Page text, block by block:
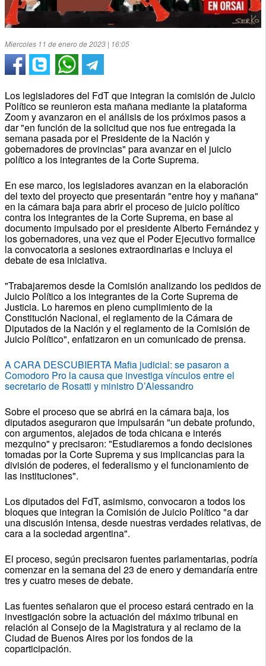
Miercoles 11 de enero de 2023 | 16:05
Los legisladores del FdT que integran la comisión de Juicio
Político se reunieron esta mañana mediante la plataforma
Zoom y avanzaron en el análisis de los próximos pasos a
dar "en función de la solicitud que nos fue entregada la
semana pasada por el Presidente de la Nación y
gobernadores de provincias" para avanzar en el juicio
político a los integrantes de la Corte Suprema.
En ese marco, los legisladores avanzan en la elaboración
del texto del proyecto que presentarán "entre hoy y mañana"
en la cámara baja para abrir el proceso de juicio político
contra los integrantes de la Corte Suprema, en base al
documento impulsado por el presidente Alberto Fernández y
los gobernadores, una vez que el Poder Ejecutivo formalice
la convocatoria a sesiones extraordinarias e incluya el
debate de esa iniciativa.
"Trabajaremos desde la Comisión analizando los pedidos de
Juicio Político a los integrantes de la Corte Suprema de
Justicia. Lo haremos en pleno cumplimiento de la
Constitución Nacional, el reglamento de la Cámara de
Diputados de la Nación y el reglamento de la Comisión de
Juicio Político", enfatizaron en un comunicado de prensa.
A CARA DESCUBIERTA Mafia judicial: se pasaron a
Comodoro Pro la causa que investiga vínculos entre el
secretario de Rosatti y ministro D’Alessandro
Sobre el proceso que se abrirá en la cámara baja, los
diputados aseguraron que impulsarán "un debate profundo,
con argumentos, alejados de toda chicana e interés
mezquino" y precisaron: "Estudiaremos a fondo decisiones
tomadas por la Corte Suprema y sus implicancias para la
división de poderes, el federalismo y el funcionamiento de
las instituciones".
Los diputados del FdT, asimismo, convocaron a todos los
bloques que integran la Comisión de Juicio Político "a dar
una discusión intensa, desde nuestras verdades relativas, de
cara a la sociedad argentina".
El proceso, según precisaron fuentes parlamentarias, podría
comenzar en la semana del 23 de enero y demandaría entre
tres y cuatro meses de debate.
Las fuentes señalaron que el proceso estará centrado en la
investigación sobre la actuación del máximo tribunal en
relación al Consejo de la Magistratura y al reclamo de la
Ciudad de Buenos Aires por los fondos de la
coparticipación.